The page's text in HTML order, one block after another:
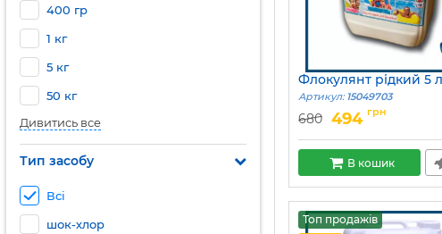
400 гр
1 кг
5 кг
50 кг
Дивитись все
Тип засобу
Всі
шок-хлор
Флокулянт рідкий 5 л
Артикул: 15049703
680 494 грн
В кошик
Топ продажів